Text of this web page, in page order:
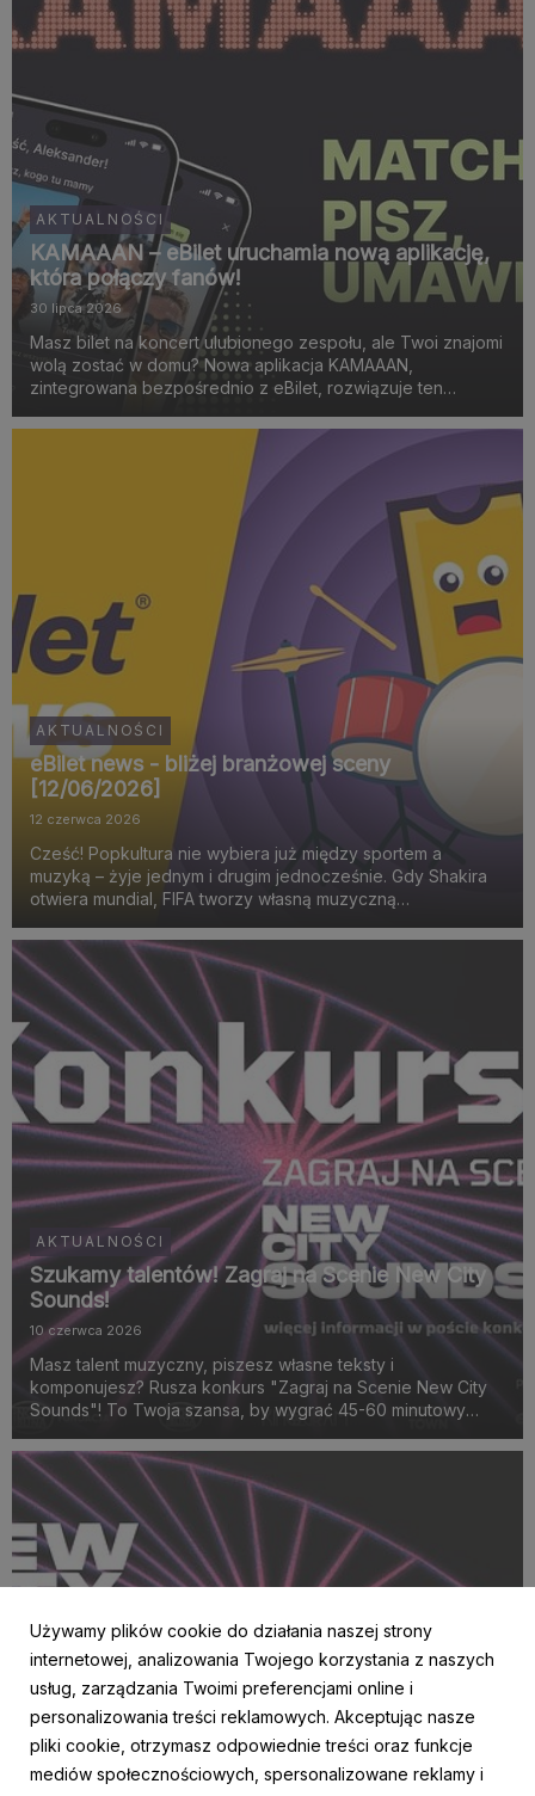
AKTUALNOŚCI
KAMAAAN – eBilet uruchamia nową aplikację,
która połączy fanów!
30 lipca 2026
Masz bilet na koncert ulubionego zespołu, ale Twoi znajomi
wolą zostać w domu? Nowa aplikacja KAMAAAN,
zintegrowana bezpośrednio z eBilet, rozwiązuje ten
się na to samo wydarzenie muzyczne, sportowe lub
AKTUALNOŚCI
eBilet news - bliżej branżowej sceny
[12/06/2026]
12 czerwca 2026
Cześć! Popkultura nie wybiera już między sportem a
muzyką – żyje jednym i drugim jednocześnie. Gdy Shakira
otwiera mundial, FIFA tworzy własną muzyczną
viralowe momenty, widać wyraźnie, że największe emocje
rodzą si...
AKTUALNOŚCI
Szukamy talentów! Zagraj na Scenie New City
Sounds!
10 czerwca 2026
Masz talent muzyczny, piszesz własne teksty i
komponujesz? Rusza konkurs "Zagraj na Scenie New City
Sounds"! To Twoja szansa, by wygrać 45-60 minutowy
Norblina już 19 lipca 2026 roku o godz. 18:00!
AKTUALNOŚCI
Młoda energia w sercu stolicy! Do Fabryki
Norblina powraca cykl koncertów New City
Używamy plików cookie do działania naszej strony
internetowej, analizowania Twojego korzystania z naszych
usług, zarządzania Twoimi preferencjami online i
personalizowania treści reklamowych. Akceptując nasze
pliki cookie, otrzymasz odpowiednie treści oraz funkcje
mediów społecznościowych, spersonalizowane reklamy i